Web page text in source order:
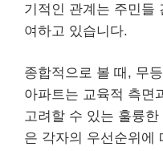
기적인 관계는 주민들
여하고 있습니다.
종합적으로 볼 때, 무
아파트는 교육적 측면
고려할 수 있는 훌륭
은 각자의 우선순위에